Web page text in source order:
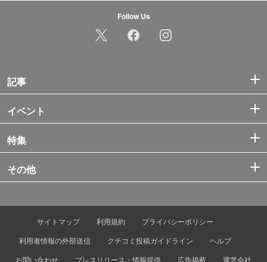
Follow Us
記事
イベント
特集
その他
サイトマップ 利用規約
プライバシーポリシー
利用者情報の外部送信
クチコミ投稿ガイドライン
ヘルプ
お問い合わせ
プレスリリース・情報提供 広告掲載 運営会社